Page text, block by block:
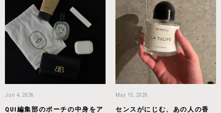
Jun 4, 2026
QUI編集部のポーチの中身をア
May 15, 2026
センスがにじむ、あの人の香